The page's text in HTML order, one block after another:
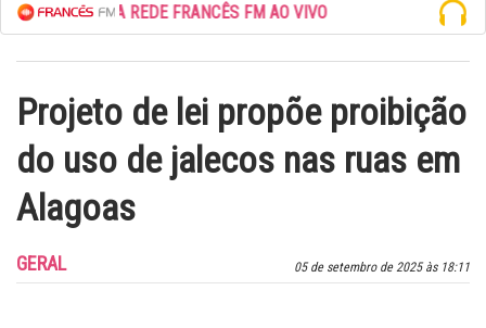
ESCUTE A REDE FRANCÊS FM AO VIVO
Projeto de lei propõe proibição
do uso de jalecos nas ruas em
Alagoas
05 de setembro de 2025 às 18:11
GERAL